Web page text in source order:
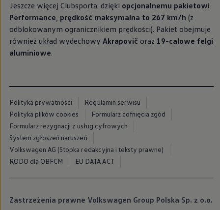
Leasing dla biznesu
Mała flota
Duża flota
Elektromobilność dla firm
Skonfiguruj Volkswagena
Poradnik kupującego
Serwis i części
Naprawy i przeglądy
Olej silnikowy i płyny eksploatacyjne
Koła i opony
Pomoc w razie wypadku i awarii
Serwis i części na raty
Pakiet przeglądów dla Twojego Volkswagena
Badanie satysfakcji klienta – oceń nasz serwis
Ubezpieczenie opon
Personalizacja
Jeszcze więcej Clubsporta: dzięki opcjonalnemu pakietowi
Performance, prędkość maksymalna to 267 km/h (z
odblokowanym ogranicznikiem prędkości). Pakiet obejmuje
również układ wydechowy Akrapovič oraz 19-calowe felgi
aluminiowe.
Polityka prywatności
Regulamin serwisu
Polityka plików cookies
Formularz cofnięcia zgód
Formularz rezygnacji z usług cyfrowych
System zgłoszeń naruszeń
Volkswagen AG (Stopka redakcyjna i teksty prawne)
RODO dla OBFCM
EU DATA ACT
Zastrzeżenia prawne Volkswagen Group Polska Sp. z o.o.